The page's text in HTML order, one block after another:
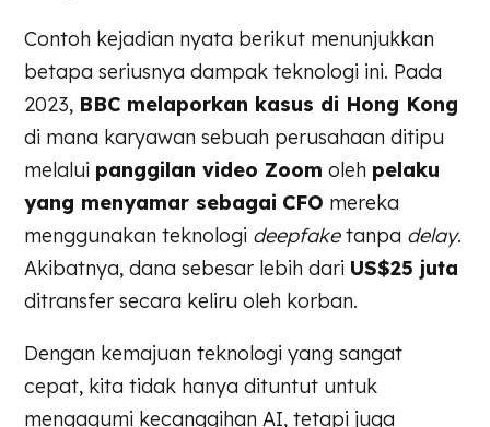
Contoh kejadian nyata berikut menunjukkan
betapa seriusnya dampak teknologi ini. Pada
2023, BBC melaporkan kasus di Hong Kong
di mana karyawan sebuah perusahaan ditipu
melalui panggilan video Zoom oleh pelaku
yang menyamar sebagai CFO mereka
menggunakan teknologi deepfaketanpa delay.
Akibatnya, dana sebesar lebih dari US$25 juta
ditransfer secara keliru oleh korban.
Dengan kemajuan teknologi yang sangat
cepat, kita tidak hanya dituntut untuk
mengagumi kecanggihan AI, tetapi juga